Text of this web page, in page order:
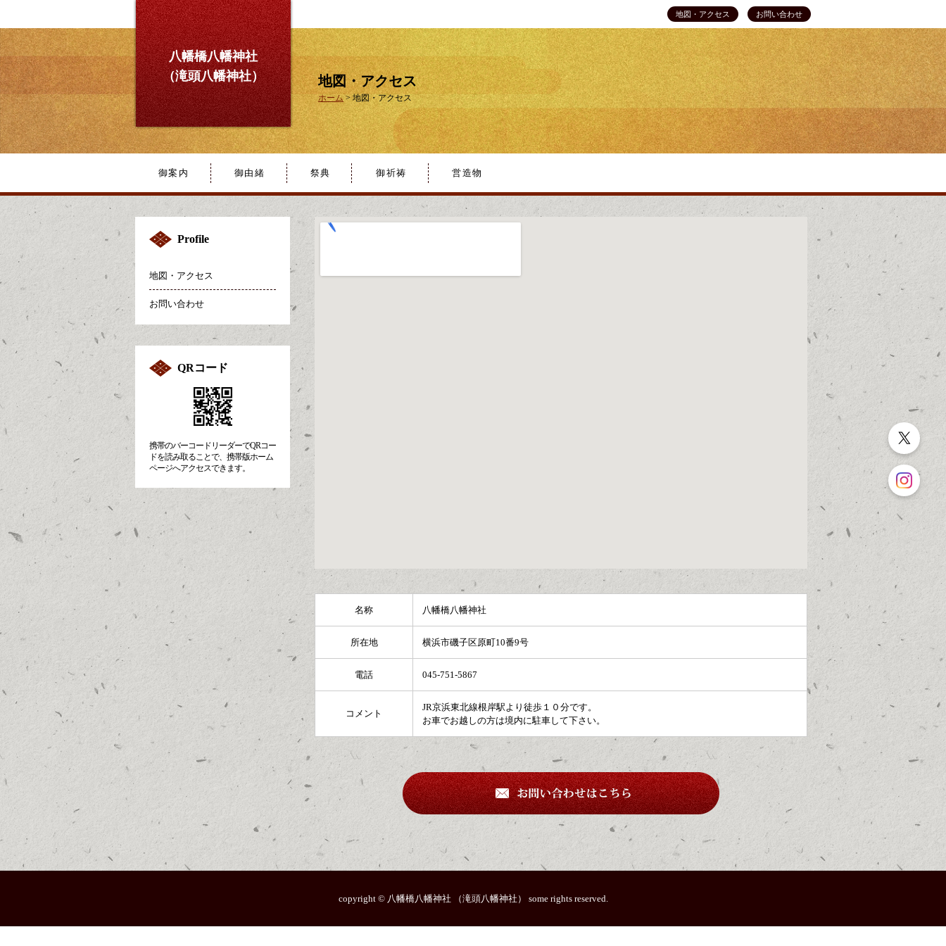
八幡橋八幡神社
（滝頭八幡神社）
地図・アクセス お問い合わせ
地図・アクセス
ホーム>地図・アクセス
御案内 御由緒 祭典 御祈祷 営造物
名称 八幡橋八幡神社
所在地 横浜市磯子区原町10番9号
電話 045-751-5867
コメント
JR京浜東北線根岸駅より徒歩１０分です。
お車でお越しの方は境内に駐車して下さい。
Profile
地図・アクセス
お問い合わせ
QRコード
携帯のバーコードリーダーでQRコー
ドを読み取ることで、携帯版ホーム
ページへアクセスできます。
copyright © 八幡橋八幡神社 （滝頭八幡神社） some rights reserved.